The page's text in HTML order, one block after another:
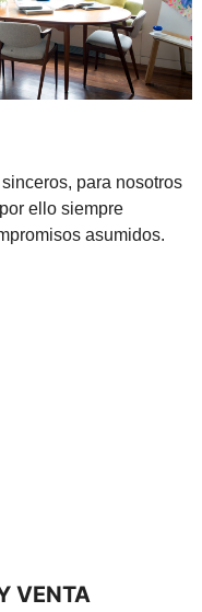
para nosotros
ello siempre
asumidos.
VENTA